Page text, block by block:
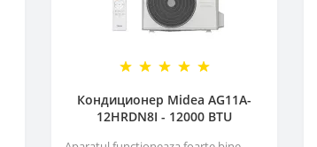
Кондиционер Midea AG11A-
12HRDN8I - 12000 BTU